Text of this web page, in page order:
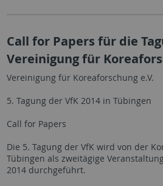
Call for Papers für die
Vereinigung für
Vereinigung für Koreaforschung e.V.
5. Tagung der VfK 2014 in Tübingen
Call for Papers
Die 5. Tagung der VfK wird von der
Tübingen als zweitägige
2014 durchgeführt.